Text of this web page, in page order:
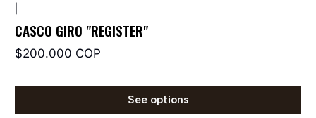
CASCO GIRO "REGISTER"
$200.000 COP
See options